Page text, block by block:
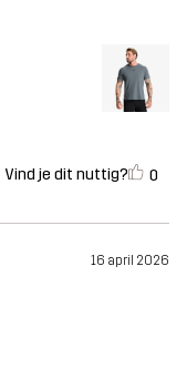
Vind je dit nuttig? 0
16 april 2026